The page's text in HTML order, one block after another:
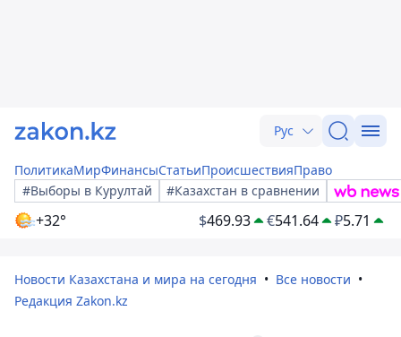
Рус
ПолитикаМирФинансыСтатьиПроисшествияПраво
#Выборы в Курултай
#Казахстан в сравнении
+32° $469.93 €541.64 ₽5.71
Новости Казахстана и мира на сегодня
Все новости
Редакция Zakon.kz